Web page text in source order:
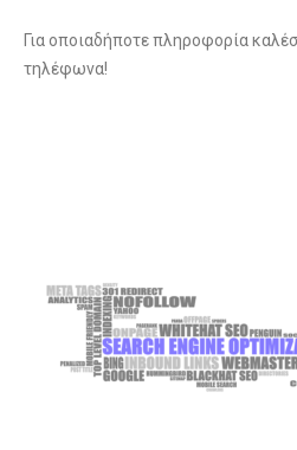
Για οποιαδήποτε πληροφορία
τηλέφωνα!